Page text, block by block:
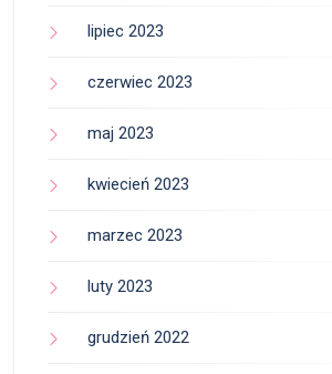
lipiec 2023
czerwiec 2023
maj 2023
kwiecień 2023
marzec 2023
luty 2023
grudzień 2022